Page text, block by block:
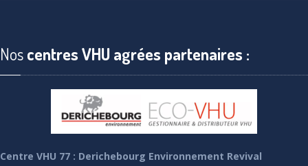
Noscentres VHU agrées partenaires :
Centre VHU 77 : Derichebourg Environnement Revival